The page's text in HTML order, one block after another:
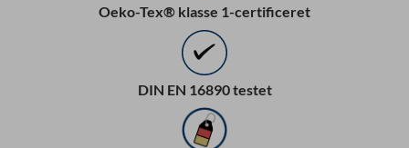
Oeko-Tex® klasse 1-certificeret
DIN EN 16890 testet